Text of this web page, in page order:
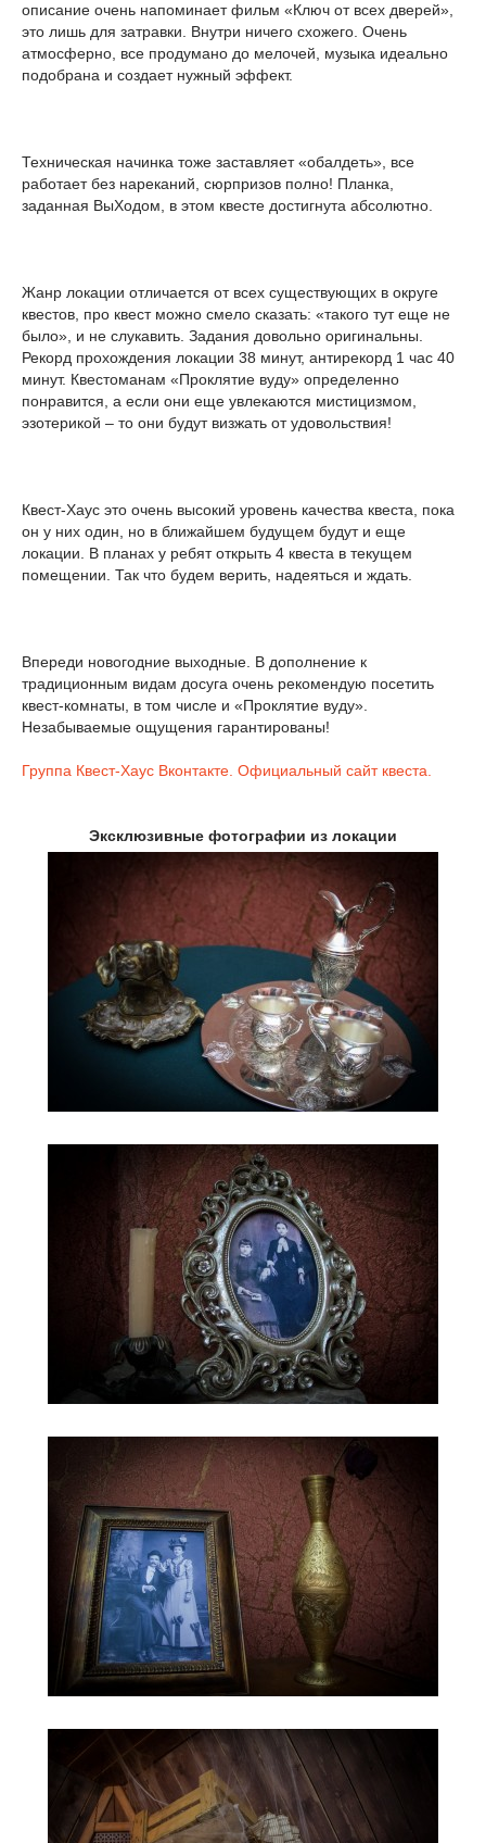
описание очень напоминает фильм «Ключ от всех дверей»,
это лишь для затравки. Внутри ничего схожего. Очень
атмосферно, все продумано до мелочей, музыка идеально
подобрана и создает нужный эффект.
Техническая начинка тоже заставляет «обалдеть», все
работает без нареканий, сюрпризов полно! Планка,
заданная ВыХодом, в этом квесте достигнута абсолютно.
Жанр локации отличается от всех существующих в округе
квестов, про квест можно смело сказать: «такого тут еще не
было», и не слукавить. Задания довольно оригинальны.
Рекорд прохождения локации 38 минут, антирекорд 1 час 40
минут. Квестоманам «Проклятие вуду» определенно
понравится, а если они еще увлекаются мистицизмом,
эзотерикой – то они будут визжать от удовольствия!
Квест-Хаус это очень высокий уровень качества квеста, пока
он у них один, но в ближайшем будущем будут и еще
локации. В планах у ребят открыть 4 квеста в текущем
помещении. Так что будем верить, надеяться и ждать.
Впереди новогодние выходные. В дополнение к
традиционным видам досуга очень рекомендую посетить
квест-комнаты, в том числе и «Проклятие вуду».
Незабываемые ощущения гарантированы!
Группа Квест-Хаус Вконтакте. Официальный сайт квеста.
Эксклюзивные фотографии из локации